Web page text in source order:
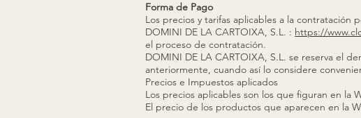
Forma de Pago
Los precios y tarifas aplicables a la
DOMINI DE LA CARTOIXA, S.L. : https://
el proceso de contratación.
DOMINI DE LA CARTOIXA, S.L. se reserva el
anteriormente, cuando así lo considere
Precios e Impuestos aplicados
Los precios aplicables son los que figuran en
El precio de los productos que aparecen en la